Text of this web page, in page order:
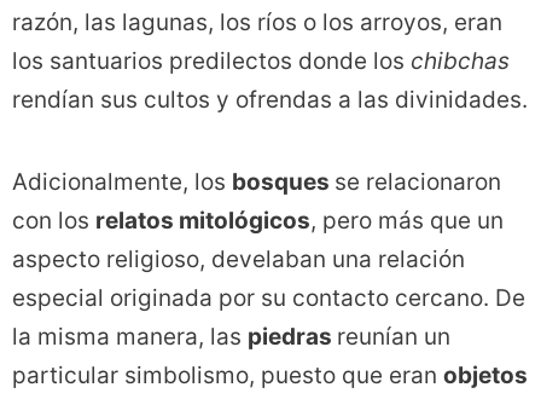
razón, las lagunas, los ríos o los arroyos, eran
los santuarios predilectos donde los chibchas
rendían sus cultos y ofrendas a las divinidades.
Adicionalmente, los bosques se relacionaron
con los relatos mitológicos, pero más que un
aspecto religioso, develaban una relación
especial originada por su contacto cercano. De
la misma manera, las piedras reunían un
particular simbolismo, puesto que eran objetos